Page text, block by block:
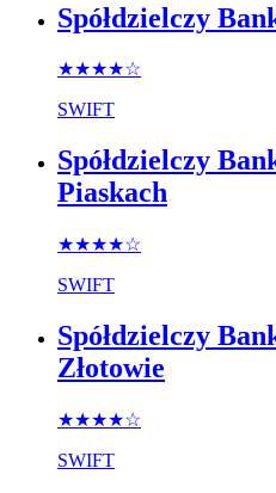
Spółdzielczy
★★★★☆
SWIFT
Spółdzielczy
Piaskach
★★★★☆
SWIFT
Spółdzielczy
Złotowie
★★★★☆
SWIFT